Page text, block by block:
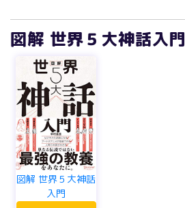
図解 世界５大神話入門
図解 世界５大神話
入門